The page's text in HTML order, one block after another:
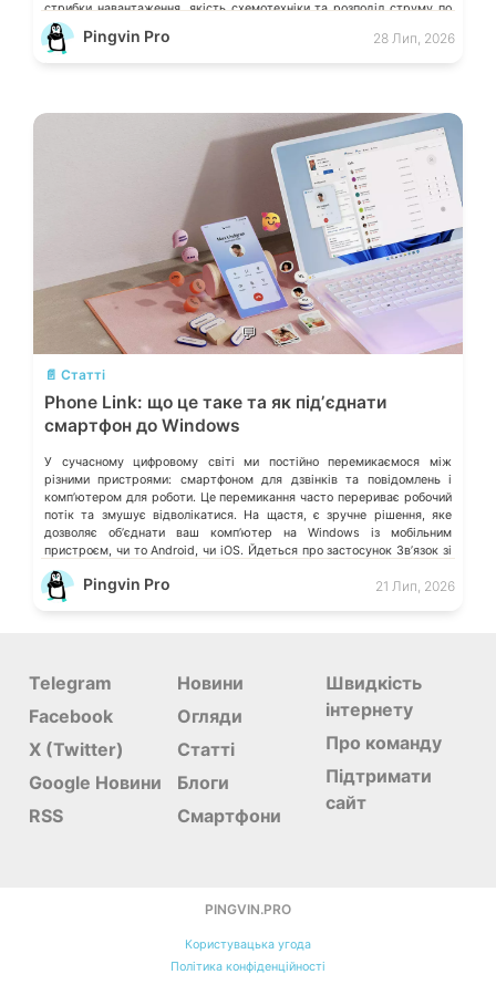
стрибки навантаження, якість схемотехніки та розподіл струму по
окремих лініях. Розберімо, які технічні параметри насправді
визначають надійність системи живлення та як правильно підібрати
Pingvin Pro 28 Лип, 2026
💬
📄 Статті
Phone Link: що це таке та як підʼєднати
смартфон до Windows
У сучасному цифровому світі ми постійно перемикаємося між
різними пристроями: смартфоном для дзвінків та повідомлень і
компʼютером для роботи. Це перемикання часто перериває робочий
потік та змушує відволікатися. На щастя, є зручне рішення, яке
дозволяє обʼєднати ваш компʼютер на Windows із мобільним
пристроєм, чи то Android, чи iOS. Йдеться про застосунок Звʼязок зі
смартфоном (Phone Link) від Microsoft, що перетворює ваш ПК на
своєрідний «міст» до функцій смартфона.
Pingvin Pro 21 Лип, 2026
Telegram
Facebook
X (Twitter)
Google Новини
RSS
Новини
Огляди
Статті
Блоги
Смартфони
Швидкість
інтернету
Про команду
Підтримати
сайт
PINGVIN.PRO
Користувацька угода
Політика конфіденційності